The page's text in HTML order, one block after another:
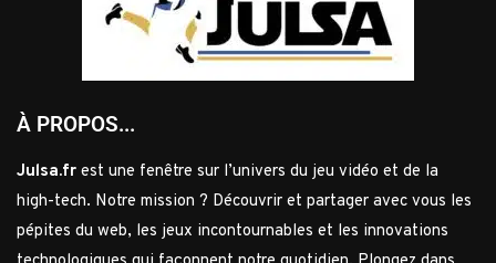
À PROPOS...
Julsa.fr est une fenêtre sur l’univers du jeu vidéo et de la
high-tech. Notre mission ? Découvrir et partager avec vous les
pépites du web, les jeux incontournables et les innovations